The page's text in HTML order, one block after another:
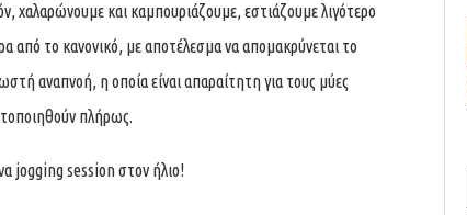
χαλαρώνουμε και καμπουριάζουμε, εστιάζουμε λιγότερο
το κανονικό, με αποτέλεσμα να απομακρύνεται το
αναπνοή, η οποία είναι απαραίτητη για τους μύες
πλήρως.
jogging session στον ήλιο!